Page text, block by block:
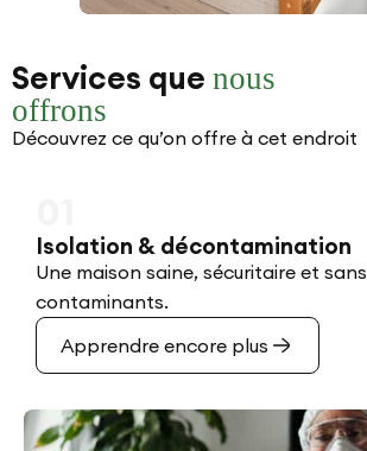
Services que nous
offrons
Découvrez ce qu’on offre à cet endroit
Isolation & décontamination
Une maison saine, sécuritaire et sans
contaminants.
Apprendre encore plus